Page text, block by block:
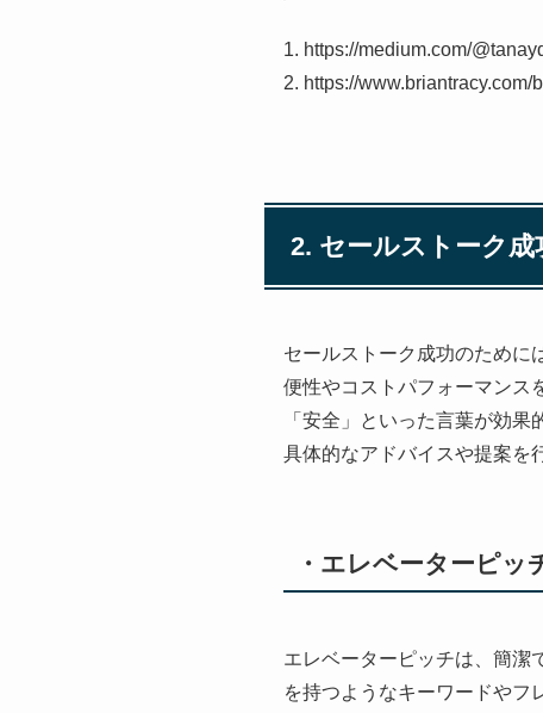
1. https://medium.com/
2. https://
2. セールストーク
セールストーク成功のために
便性やコストパフォーマンス
「安全」といった言葉が効
具体的なアドバイスや提案を
・エレベーターピッ
エレベーターピッチは、簡潔
を持つようなキーワードやフ